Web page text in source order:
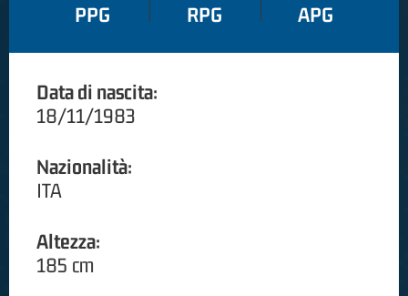
PPG RPG APG
Data di nascita:
18/11/1983
Nazionalità:
ITA
Altezza:
185 cm